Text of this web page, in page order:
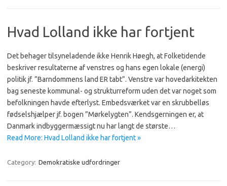
Hvad Lolland ikke har fortjent
Det behager tilsyneladende ikke Henrik Høegh, at Folketidende
beskriver resultaterne af venstres og hans egen lokale (energi)
politik jf. ”Barndommens land ER tabt”. Venstre var hovedarkitekten
bag seneste kommunal- og strukturreform uden det var noget som
befolkningen havde efterlyst. Embedsværket var en skrubbelløs
fødselshjælper jf. bogen ”Mørkelygten”. Kendsgerningen er, at
Danmark indbyggermæssigt nu har langt de største…
Read More: Hvad Lolland ikke har fortjent »
Category: Demokratiske udfordringer